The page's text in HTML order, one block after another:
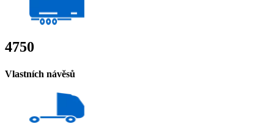
4750
Vlastních návěsů